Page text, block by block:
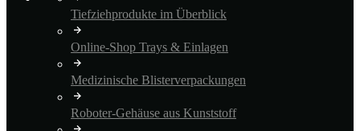
Tiefziehprodukte im Überblick
Online-Shop Trays & Einlagen
Medizinische Blisterverpackungen
Roboter-Gehäuse aus Kunststoff